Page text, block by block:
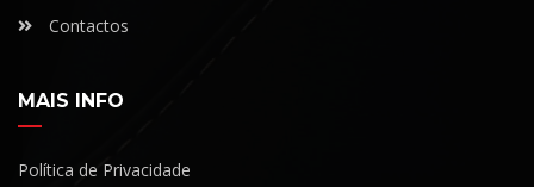
Contactos
MAIS INFO
Política de Privacidade